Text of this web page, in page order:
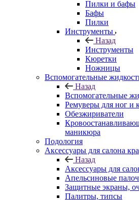
Пилки и бафы
Бафы
Пилки
Инструменты
Назад
Инструменты
Кюретки
Ножницы
Вспомогательные
Назад
Вспомогательные
Ремуверы для ног и
Обезжириватели
маникюра
Подология
Аксессуары для салона
Назад
Аксессуары для
Апельсиновые
Защитные экраны,
Палитры, типсы